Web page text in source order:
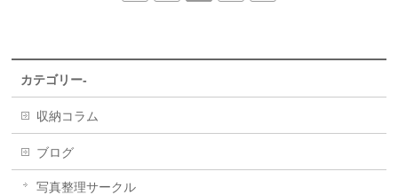
カテゴリー-
収納コラム
ブログ
写真整理サークル